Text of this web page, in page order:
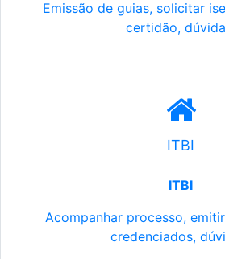
Emissão de guias, solicitar
certidão,
ITBI
ITBI
Acompanhar processo,
credenciados,